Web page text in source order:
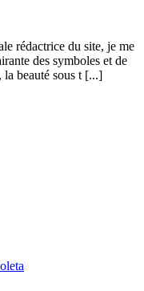
rédactrice du site, je me
des symboles et de
la beauté sous t [...]